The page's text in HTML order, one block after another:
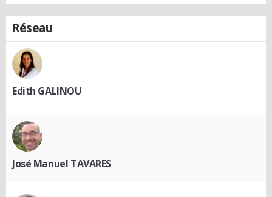
Réseau
Edith GALINOU
José Manuel TAVARES